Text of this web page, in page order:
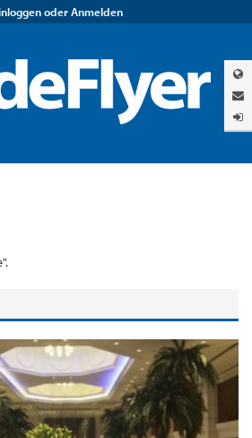
oder Anmelden